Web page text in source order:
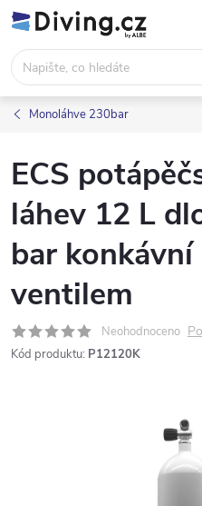
Přejít
na
obsah
Monoláhve 230bar
ECS
láhev 12 L
bar
ventilem
Neohodnoceno
Kód produktu: P12120K